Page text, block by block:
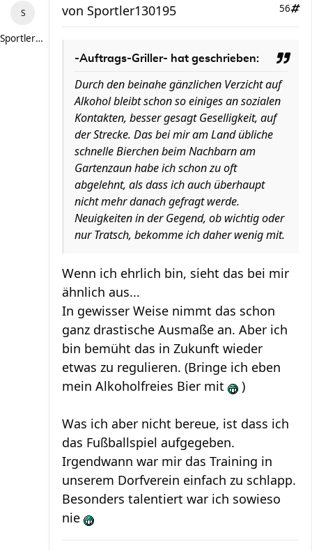
Sportler130195
56
von Sportler130195
-Auftrags-Griller- hat geschrieben:
Durch den beinahe gänzlichen Verzicht auf
Alkohol bleibt schon so einiges an sozialen
Kontakten, besser gesagt Geselligkeit, auf
der Strecke. Das bei mir am Land übliche
schnelle Bierchen beim Nachbarn am
Gartenzaun habe ich schon zu oft
abgelehnt, als dass ich auch überhaupt
nicht mehr danach gefragt werde.
Neuigkeiten in der Gegend, ob wichtig oder
nur Tratsch, bekomme ich daher wenig mit.
Wenn ich ehrlich bin, sieht das bei mir
ähnlich aus...
In gewisser Weise nimmt das schon
ganz drastische Ausmaße an. Aber ich
bin bemüht das in Zukunft wieder
etwas zu regulieren. (Bringe ich eben
mein Alkoholfreies Bier mit
)
Was ich aber nicht bereue, ist dass ich
das Fußballspiel aufgegeben.
Irgendwann war mir das Training in
unserem Dorfverein einfach zu schlapp.
Besonders talentiert war ich sowieso
nie